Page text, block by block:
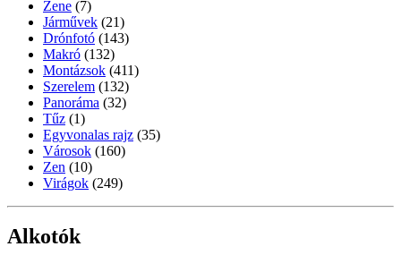
Zene (7)
Járművek (21)
Drónfotó (143)
Makró (132)
Montázsok (411)
Szerelem (132)
Panoráma (32)
Tűz (1)
Egyvonalas rajz (35)
Városok (160)
Zen (10)
Virágok (249)
Alkotók